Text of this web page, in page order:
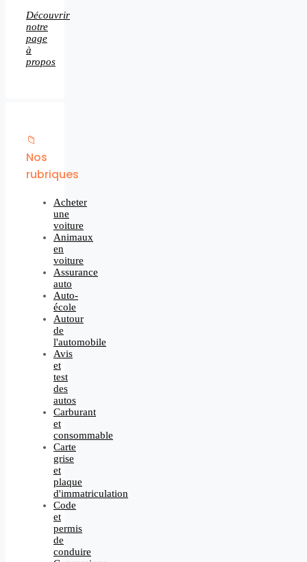
Découvrir
notre
page
à
propos
📁
Nos
rubriques
Acheter
une
voiture
Animaux
en
voiture
Assurance
auto
Auto-
école
Autour
de
l'automobile
Avis
et
test
des
autos
Carburant
et
consommable
Carte
grise
et
plaque
d'immatriculation
Code
et
permis
de
conduire